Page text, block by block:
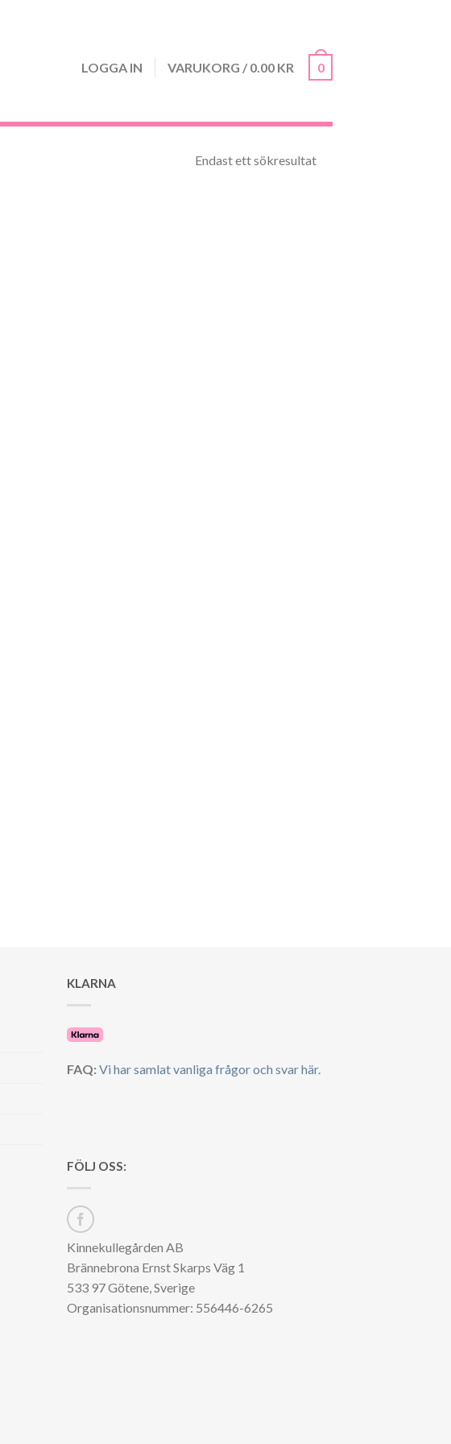
LOGGA IN VARUKORG / 0.00 KR 0
Endast ett sökresultat
KLARNA
FAQ:Vi har samlat vanliga frågor och svar här.
FÖLJ OSS:
Kinnekullegården AB
Brännebrona Ernst Skarps Väg 1
533 97 Götene, Sverige
Organisationsnummer: 556446-6265